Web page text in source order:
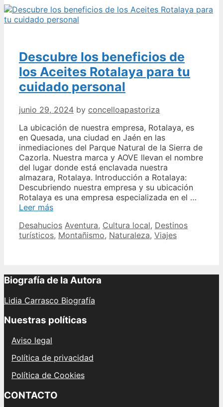
Historia
Lugares
Descubre los beneficios de
los Aceites Rotalaya para tu
cuidado personal
junio 29, 2024 by concelloapastoriza
La ubicación de nuestra empresa, Rotalaya, es
en Quesada, una ciudad en Jaén en las
inmediaciones del Parque Natural de la Sierra de
Cazorla. Nuestra marca y AOVE llevan el nombre
del lugar donde está enclavada nuestra
almazara, Rotalaya. Introducción a Rotalaya:
Descubriendo nuestra empresa y su ubicación
Rotalaya es una empresa especializada en el …
Leer másDescubre
beneficios
de
para
tu
cuidado
personal
Categories
Desahucios Tags
Aventura, Cultura local, Destinos
turísticos, Montañismo, Naturaleza, Viajes
Biografía de la Autora
Lidia Carrasco Biografía
Nuestras políticas
Aviso legal
Política de privacidad
Política de Cookies
CONTACTO